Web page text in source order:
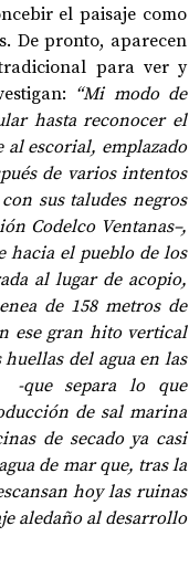
el paisaje como
De pronto, aparecen
para ver y
“Mi modo de
hasta reconocer el
escorial, emplazado
de varios intentos
sus taludes negros
Codelco Ventanas–,
hacia el pueblo de los
al lugar de acopio,
de 158 metros de
ese gran hito vertical
del agua en las
-que separa lo que
de sal marina
de secado ya casi
de mar que, tras la
hoy las ruinas
aledaño al desarrollo